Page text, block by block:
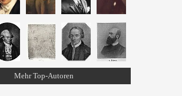
Mehr Top-Autoren